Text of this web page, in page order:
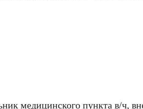
медицинского пункта в/ч,